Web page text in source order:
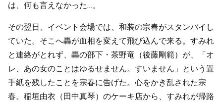
は、何も言えなかった…。
その翌日、イベント会場では、和装の宗春がスタンバイし
ていた。そこへ轟が血相を変えて飛び込んで来る。すみれ
と連絡がとれず、轟の部下・茶野竜（後藤剛範）が、「オ
レ、あの女のことはゆるせません。すいません」という置
手紙を残したことを宗春に告げた。心をかき乱された宗
春。稲垣由衣（田中真琴）のケーキ店から、すみれが帰路